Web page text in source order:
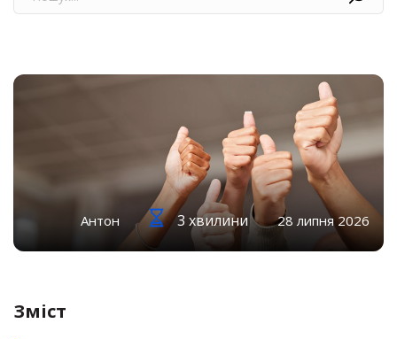
Антон 3 хвилини 28 липня 2026
Зміст